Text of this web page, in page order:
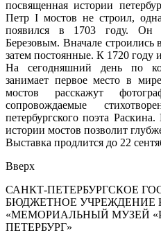
посвященная истории
Петр I мостов не строил,
появился в 1703 году. Он
Березовым. Вначале
затем постоянные. К 1720 году
На сегодняшний день по
занимает первое место в
мостов расскажут
сопровождаемые
петербургского поэта
истории мостов позволит
Выставка продлится до 22
Вверх
САНКТ-ПЕТЕРБУРГСКОЕ
БЮДЖЕТНОЕ УЧРЕЖДЕНИЕ
«МЕМОРИАЛЬНЫЙ МУЗЕЙ
ПЕТЕРБУРГ»